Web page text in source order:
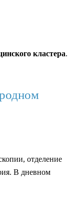
кластера.
отделение
В дневном